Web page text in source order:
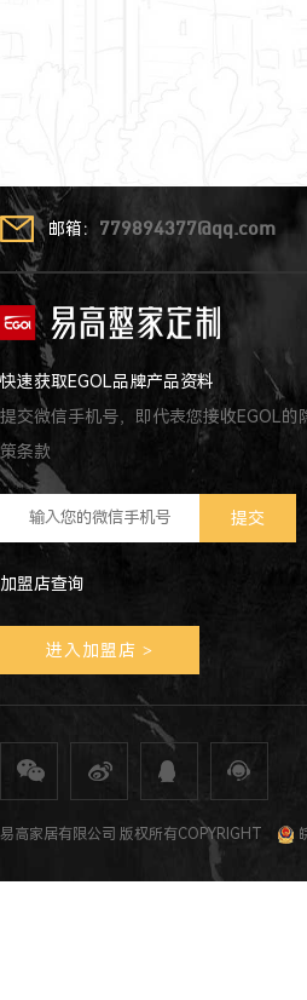
邮箱： 779894377@qq.com
快速获取EGOL品牌产品资料
提交微信手机号，即代表您接收EGOL的
策条款
加盟店查询
进入加盟店 >
全屋定制 定制家具 整体家居 衣柜定制 橱柜定
易高家居有限公司 版权所有COPYRIGHT